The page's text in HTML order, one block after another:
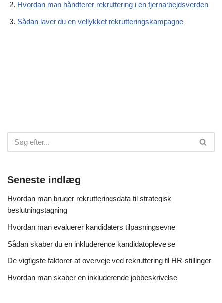
Hvordan man håndterer rekruttering i en fjernarbejdsverden
Sådan laver du en vellykket rekrutteringskampagne
Seneste indlæg
Hvordan man bruger rekrutteringsdata til strategisk
beslutningstagning
Hvordan man evaluerer kandidaters tilpasningsevne
Sådan skaber du en inkluderende kandidatoplevelse
De vigtigste faktorer at overveje ved rekruttering til HR-stillinger
Hvordan man skaber en inkluderende jobbeskrivelse